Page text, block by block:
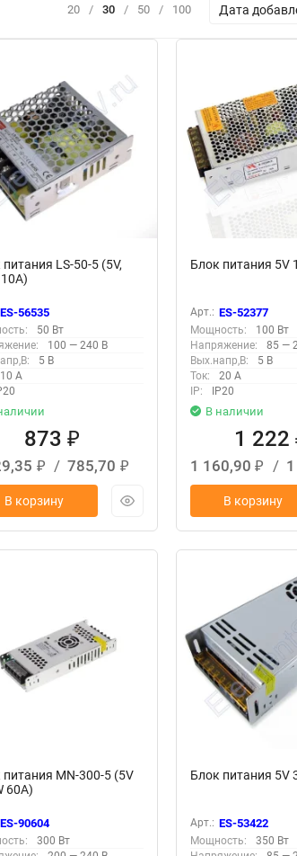
20 / 30 / 50 / 100 Дата
LS-50-5 (5V,
ES-56535
50 Вт
100 — 240 В
5 В
10 А
873₽
₽ /785,70 ₽
В корзину
Блок питания 5V
Арт.: ES-52377
Мощность:
100 Вт
Напряжение:
85 —
Вых.напр,В:
5 В
Ток:
20 А
IP:
IP20
В наличии
1 222
1 160,90 ₽ /
В корзину
питания MN-300-5 (5V
60A)
ES-90604
300 Вт
Блок питания 5V
Арт.: ES-53422
Мощность:
350 Вт